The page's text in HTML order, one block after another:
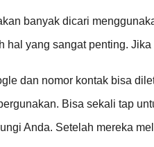
banyak dicari
yang sangat penting.
dan nomor kontak bisa
Bisa sekali tap
Anda. Setelah mereka